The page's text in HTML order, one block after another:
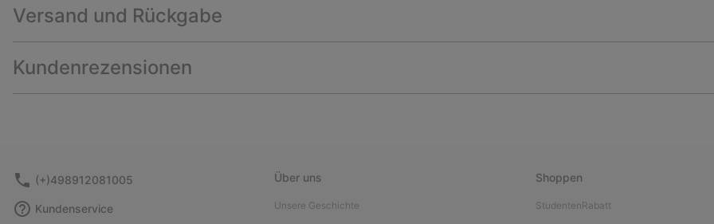
Versand und Rückgabe
Kundenrezensionen
(+)498912081005
Kundenservice
Über uns
Unsere Geschichte
Shoppen
StudentenRabatt